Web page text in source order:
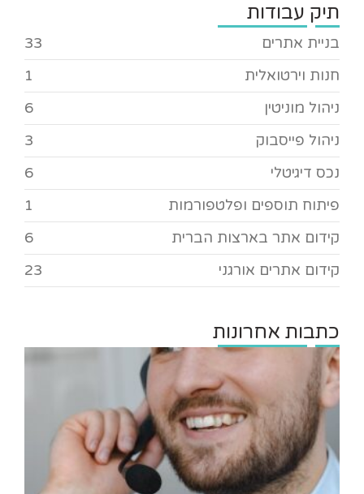
תיק עבודות
בניית אתרים
33
חנות וירטואלית
1
ניהול מוניטין
6
ניהול פייסבוק
3
נכס דיגיטלי
6
פיתוח תוספים ופלטפורמות
1
קידום אתר בארצות הברית
6
קידום אתרים אורגני
23
כתבות אחרונות